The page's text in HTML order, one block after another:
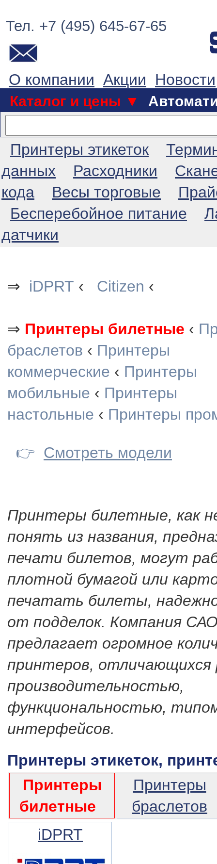
Тел. +7 (495) 645-67-65
О компании Акции Новости
Каталог и цены ▼
Принтеры этикеток
данных
Расходники
кода
Весы торговые
Бесперебойное питание
датчики
⇒ iDPRT ‹ Citizen ‹
⇒ Принтеры билетные ‹
браслетов ‹ Принтеры
коммерческие ‹ Принтеры
мобильные ‹ Принтеры
настольные ‹ Принтеры
👉 Смотреть модели
Принтеры билетные, как
понять из названия,
печати билетов, могут
плотной бумагой или
печатать билеты,
от подделок. Компания
предлагает огромное
принтеров, отличающихся
производительностью,
функциональностью,
интерфейсов.
Принтеры этикеток,
Принтеры
билетные
Принтеры
браслетов
iDPRT